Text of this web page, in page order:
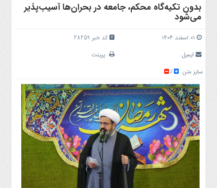
بدون تکیه‌گاه محکم، جامعه در بحران‌ها آسیب‌پذیر
می‌شود
۰۱ اسفند ۱۴۰۴
کد خبر 28259
ایمیل
پرینت
سایز متن
/